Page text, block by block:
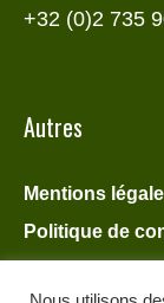
+32 (0)2 735
Autres
Mentions
Politique de